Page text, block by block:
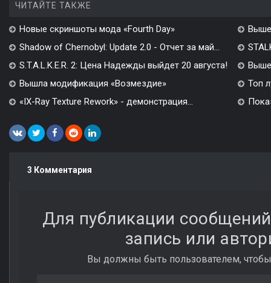
ЧИТАЙТЕ ТАКЖЕ
Новые скриншоты мода «Fourth Day»
Shadow of Chernobyl: Update 2.0 - Отчет за май...
S.T.A.L.K.E.R. 2: Цена Надежды выйдет 20 августа!
Вышла модификация «Возмездие»
Топ
«IX-Ray Texture Rework» - демонстрация...
3 Комментария
Для публикации
запись или
Вы должны быть пользователем,